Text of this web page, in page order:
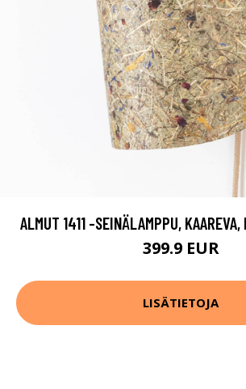
ALMUT 1411 -SEINÄLAMPPU,
399.9 EUR
LISÄTIETOJA